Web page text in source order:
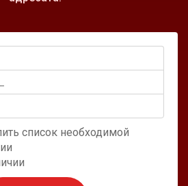
список необходимой